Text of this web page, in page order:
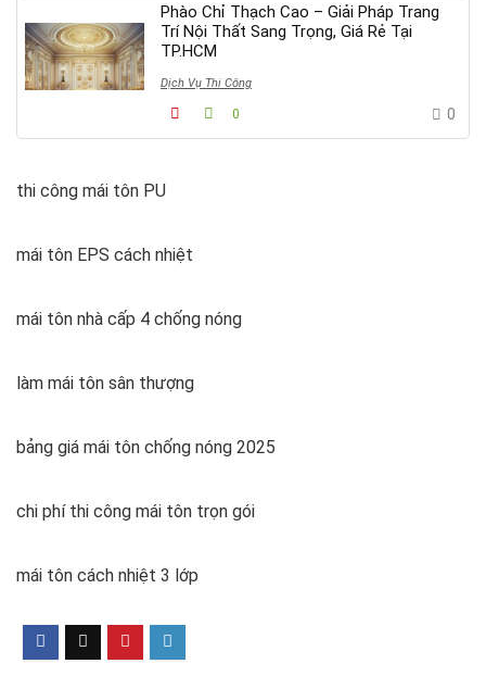
Phào Chỉ Thạch Cao – Giải Pháp Trang
Trí Nội Thất Sang Trọng, Giá Rẻ Tại
TP.HCM
Dịch Vụ Thi Công
0 0
thi công mái tôn PU
mái tôn EPS cách nhiệt
mái tôn nhà cấp 4 chống nóng
làm mái tôn sân thượng
bảng giá mái tôn chống nóng 2025
chi phí thi công mái tôn trọn gói
mái tôn cách nhiệt 3 lớp